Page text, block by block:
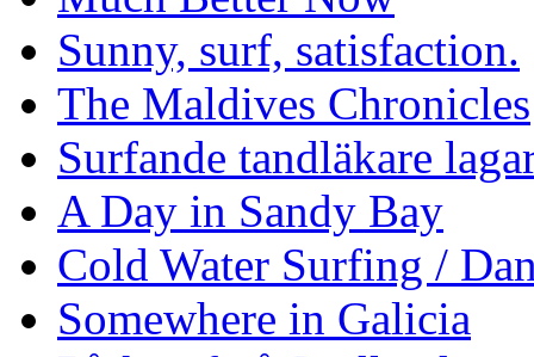
Sunny, surf, satisfaction.
The Maldives Chronicles
Surfande tandläkare
A Day in Sandy Bay
Cold Water Surfing /
Somewhere in Galicia